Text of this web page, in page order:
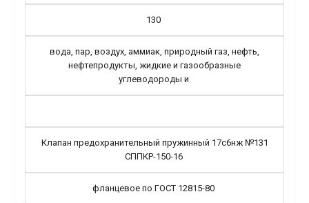
130
вода, пар, воздух, аммиак, природный газ, нефть,
нефтепродукты, жидкие и газообразные
углеводороды и
Клапан предохранительный пружинный 17с6нж №131
СППКР-150-16
фланцевое по ГОСТ 12815-80